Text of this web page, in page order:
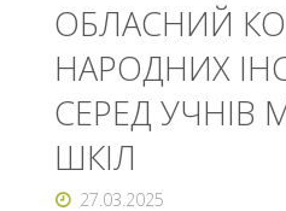
ОБЛАСНИЙ
НАРОДНИХ
СЕРЕД УЧНІВ
ШКІЛ
27.03.2025